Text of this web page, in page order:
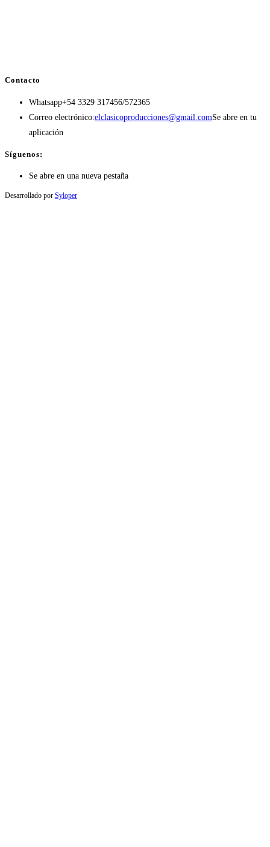
Contacto
Whatsapp+54 3329 317456/572365
Correo electrónico:elclasicoproducciones@gmail.comSe abre en tu
aplicación
Síguenos:
Se abre en una nueva pestaña
Desarrollado por Syloper